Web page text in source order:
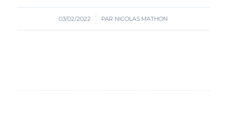
03/02/2022
/ PAR NICOLAS MATHON